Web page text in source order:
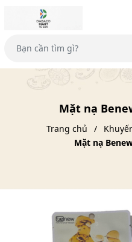
Mặt nạ
Trang chủ
Mặt nạ